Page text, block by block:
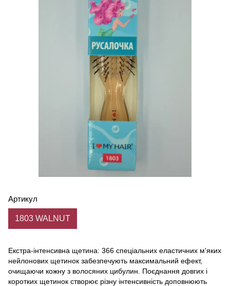
Артикул
1803 WALNUT
Екстра-інтенсивна щетина: 366 спеціальних еластичних м'яких
нейлонових щетинок забезпечують максимальний ефект,
очищаючи кожну з волосяних цибулин. Поєднання довгих і
коротких щетинок створює різну інтенсивність доповнюють